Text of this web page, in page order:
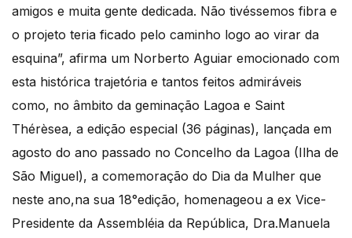
amigos e muita gente dedicada. Não tivéssemos fibra e
o projeto teria ficado pelo caminho logo ao virar da
esquina”, afirma um Norberto Aguiar emocionado com
esta histórica trajetória e tantos feitos admiráveis
como, no âmbito da geminação Lagoa e Saint
Thérèsea, a edição especial (36 páginas), lançada em
agosto do ano passado no Concelho da Lagoa (Ilha de
São Miguel), a comemoração do Dia da Mulher que
neste ano,na sua 18°edição, homenageou a ex Vice-
Presidente da Assembléia da República, Dra.Manuela